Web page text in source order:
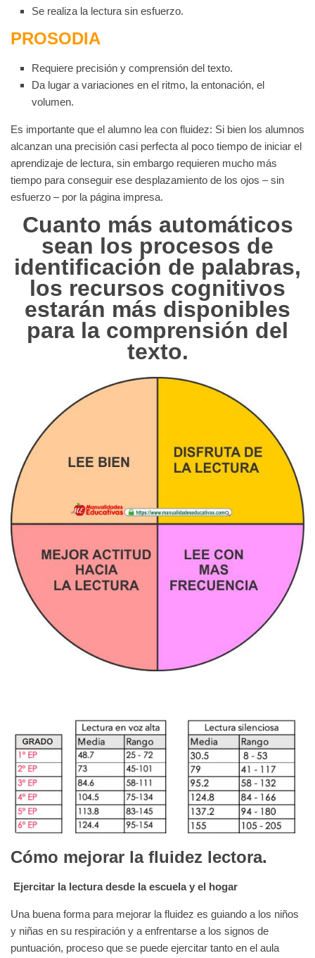
Se realiza la lectura sin esfuerzo.
PROSODIA
Requiere precisión y comprensión del texto.
Da lugar a variaciones en el ritmo, la entonación, el
volumen.
Es importante que el alumno lea con fluidez: Si bien los alumnos
alcanzan una precisión casi perfecta al poco tiempo de iniciar el
aprendizaje de lectura, sin embargo requieren mucho más
tiempo para conseguir ese desplazamiento de los ojos – sin
esfuerzo – por la página impresa.
Cuanto más automáticos
sean los procesos de
identificación de palabras,
los recursos cognitivos
estarán más disponibles
para la comprensión del
texto.
Cómo mejorar la fluidez lectora.
Ejercitar la lectura desde la escuela y el hogar
Una buena forma para mejorar la fluidez es guiando a los niños
y niñas en su respiración y a enfrentarse a los signos de
puntuación, proceso que se puede ejercitar tanto en el aula